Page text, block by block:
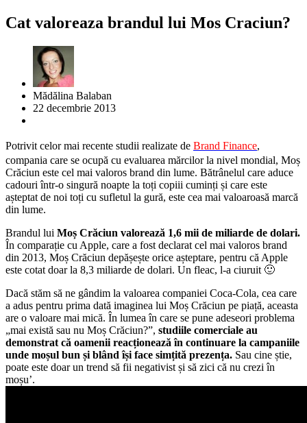
Cat valoreaza brandul lui Mos Craciun?
Mădălina Balaban
22 decembrie 2013
Potrivit celor mai recente studii realizate de Brand Finance,
compania care se ocupă cu evaluarea mărcilor la nivel mondial, Moș
Crăciun este cel mai valoros brand din lume. Bătrânelul care aduce
cadouri într-o singură noapte la toți copiii cuminți și care este
așteptat de noi toți cu sufletul la gură, este cea mai valoaroasă marcă
din lume.
Brandul lui Moș Crăciun valorează 1,6 mii de miliarde de dolari.
În comparație cu Apple, care a fost declarat cel mai valoros brand
din 2013, Moș Crăciun depășește orice așteptare, pentru că Apple
este cotat doar la 8,3 miliarde de dolari. Un fleac, l-a ciuruit 🙂
Dacă stăm să ne gândim la valoarea companiei Coca-Cola, cea care
a adus pentru prima dată imaginea lui Moș Crăciun pe piață, aceasta
are o valoare mai mică. În lumea în care se pune adeseori problema
„mai există sau nu Moș Crăciun?”, studiile comerciale au
demonstrat că oamenii reacționează în continuare la campaniile
unde moșul bun și blând își face simțită prezența. Sau cine știe,
poate este doar un trend să fii negativist și să zici că nu crezi în
moșu’.